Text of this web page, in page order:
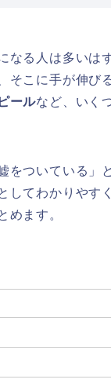
なる人は多いは
こに手が伸び
ールなど、いく
をついている」
てわかりやす
めます。